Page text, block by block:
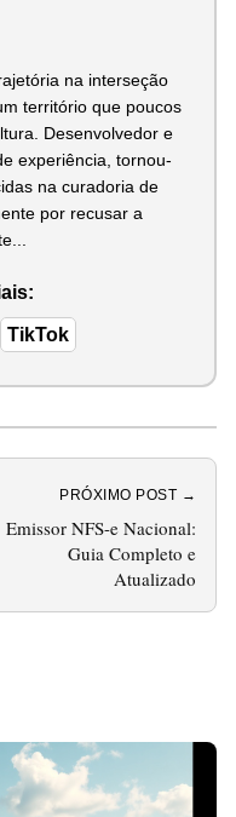
na interseção
território que poucos
Desenvolvedor e
experiência, tornou-
na curadoria de
por recusar a
TikTok
PRÓXIMO POST →
Emissor NFS-e Nacional:
Guia Completo e
Atualizado